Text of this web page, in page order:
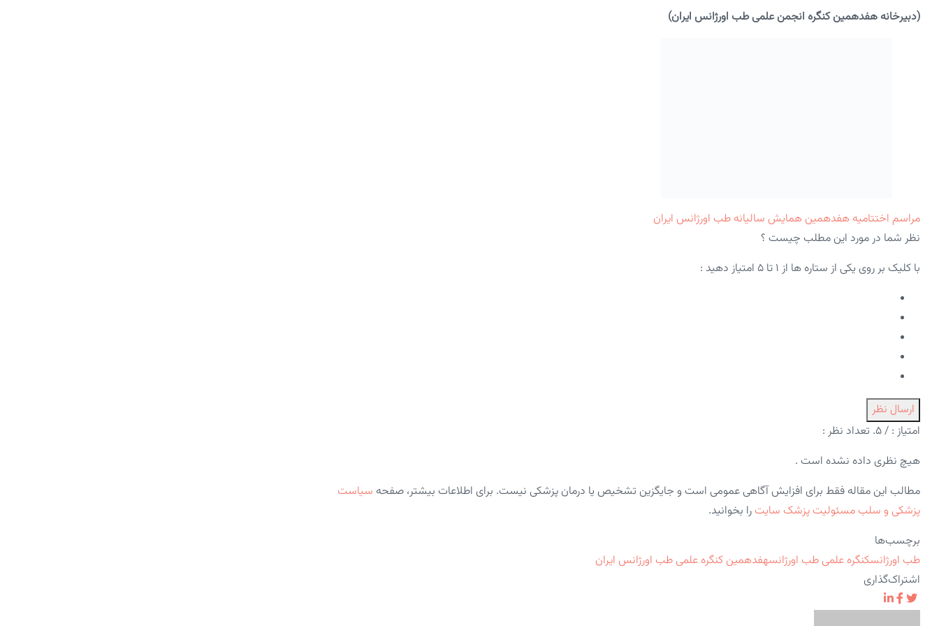
(دبیرخانه هفدهمین کنگره انجمن علمی طب اورژانس ایران)
مراسم اختتامیه هفدهمین همایش سالیانه طب اورژانس ایران
نظر شما در مورد این مطلب چیست ؟
با کلیک بر روی یکی از ستاره ها از ۱ تا ۵ امتیاز دهید :
ارسال نظر
امتیاز : / ۵. تعداد نظر :
هیچ نظری داده نشده است .
مطالب این مقاله فقط برای افزایش آگاهی عمومی است و جایگزین تشخیص یا درمان پزشکی نیست. برای اطلاعات بیشتر، صفحه سیاست
پزشکی و سلب مسئولیت پزشک سایت را بخوانید.
برچسب‌ها
طب اورژانسکنگره علمی طب اورژانسهفدهمین کنگره علمی طب اورژانس ایران
اشتراک‌گذاری